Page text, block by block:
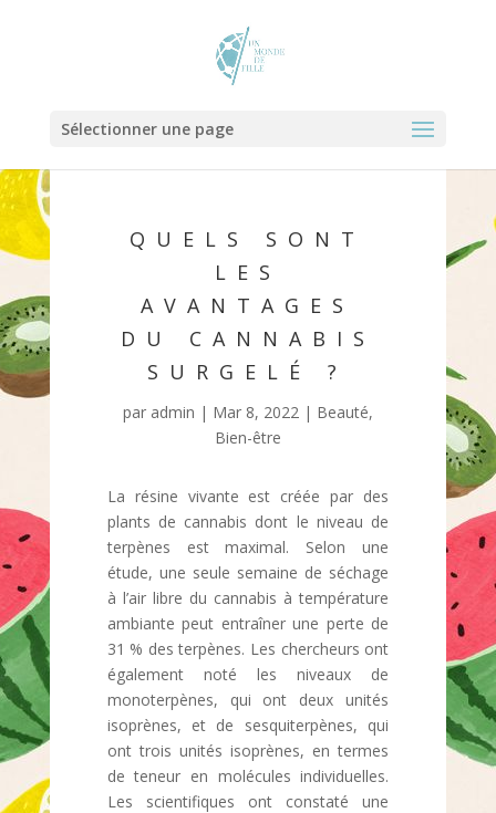
Sélectionner une page
QUELS SONT
LES
AVANTAGES
DU CANNABIS
SURGELÉ ?
par admin | Mar 8, 2022| Beauté,
Bien-être
La résine vivante est créée par des
plants de cannabis dont le niveau de
terpènes est maximal. Selon une
étude, une seule semaine de séchage
à l’air libre du cannabis à température
ambiante peut entraîner une perte de
31 % des terpènes. Les chercheurs ont
également noté les niveaux de
monoterpènes, qui ont deux unités
isoprènes, et de sesquiterpènes, qui
ont trois unités isoprènes, en termes
de teneur en molécules individuelles.
Les scientifiques ont constaté une